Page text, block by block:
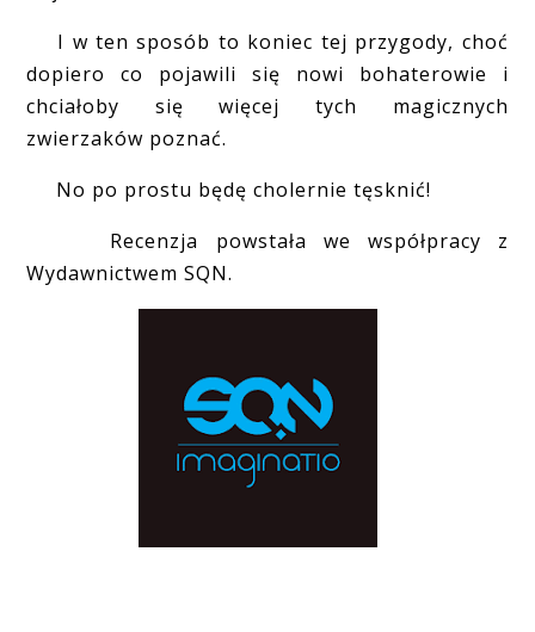
I w ten sposób to koniec tej przygody, choć
dopiero co pojawili się nowi bohaterowie i
chciałoby się więcej tych magicznych
zwierzaków poznać.
No po prostu będę cholernie tęsknić!
Recenzja powstała we współpracy z
Wydawnictwem SQN.